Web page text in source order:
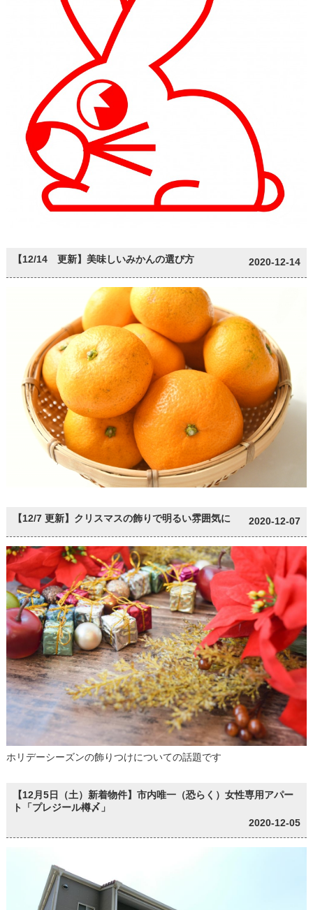
【12/14 更新】美味しいみかんの選び方 2020-12-14
【12/7 更新】クリスマスの飾りで明るい雰囲気に 2020-12-07
ホリデーシーズンの飾りつけについての話題です
【12月5日（土）新着物件】市内唯一（恐らく）女性専用アパー
ト「プレジール樽〆」
2020-12-05